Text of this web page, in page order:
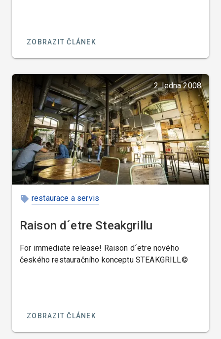
ZOBRAZIT ČLÁNEK
2. ledna 2008
restaurace a servis
Raison d´etre Steakgrillu
For immediate release! Raison d´etre nového
českého restauračního konceptu STEAKGRILL©
ZOBRAZIT ČLÁNEK